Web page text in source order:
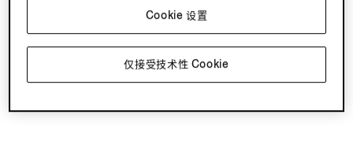
仅接受技术性 Cookie
Cookie 设置